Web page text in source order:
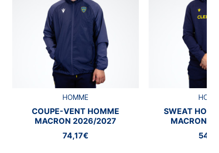
HOMME
COUPE-VENT HOMME
MACRON 2026/2027
74,17€
SWEAT
MACRON